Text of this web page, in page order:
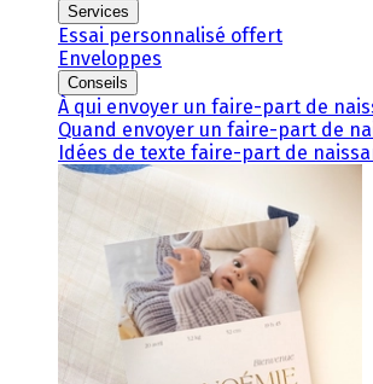
Services
Essai personnalisé offert
Enveloppes
Conseils
À qui envoyer un faire-part de
Quand envoyer un faire-part de
Idées de texte faire-part de